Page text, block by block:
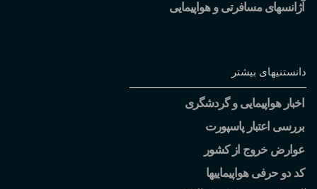
آژانسهای مسافرتی و هواپیمایی
دانستنیهای بیشتر
اخبار هواپیمایی و گردشگری
بررسی اعتبار پاسپورت
عوارض خروج از کشور
کد دو حرفی هواپیماییها